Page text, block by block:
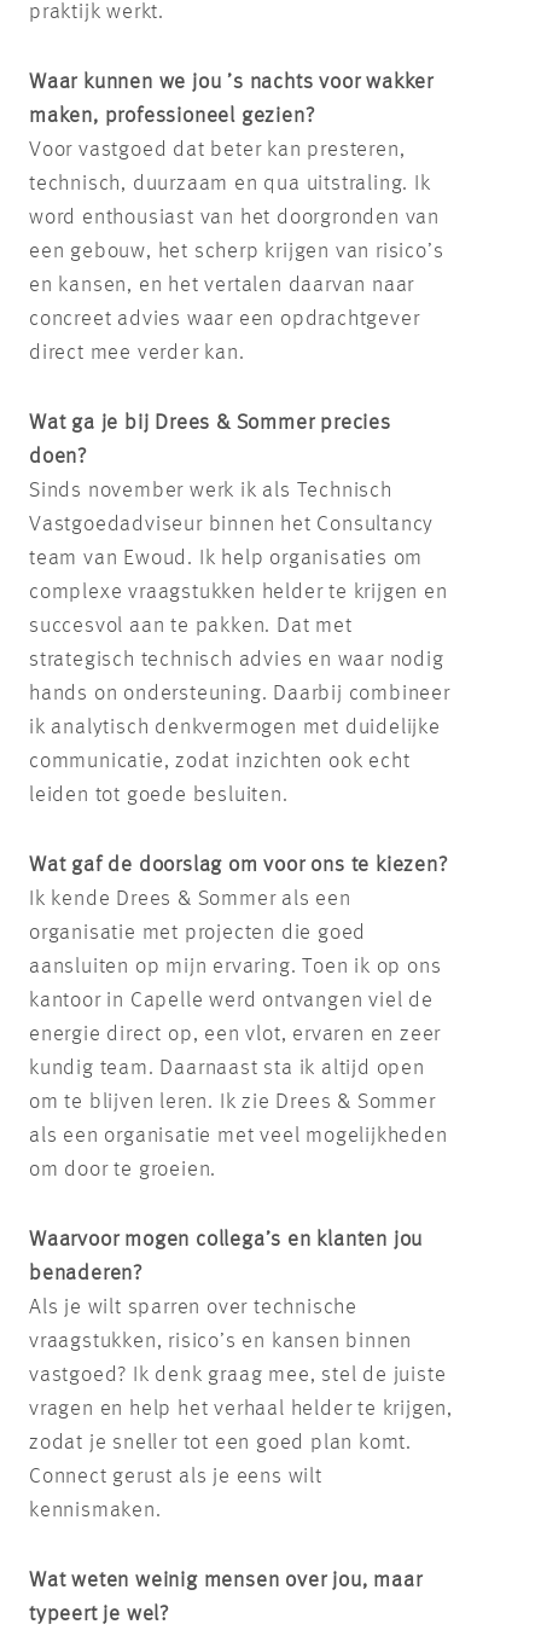
praktijk werkt.
Waar kunnen we jou ’s nachts voor wakker
maken, professioneel gezien?
Voor vastgoed dat beter kan presteren,
technisch, duurzaam en qua uitstraling. Ik
word enthousiast van het doorgronden van
een gebouw, het scherp krijgen van risico’s
en kansen, en het vertalen daarvan naar
concreet advies waar een opdrachtgever
direct mee verder kan.
Wat ga je bij Drees & Sommer precies
doen?
Sinds november werk ik als Technisch
Vastgoedadviseur binnen het Consultancy
team van Ewoud. Ik help organisaties om
complexe vraagstukken helder te krijgen en
succesvol aan te pakken. Dat met
strategisch technisch advies en waar nodig
hands on ondersteuning. Daarbij combineer
ik analytisch denkvermogen met duidelijke
communicatie, zodat inzichten ook echt
leiden tot goede besluiten.
Wat gaf de doorslag om voor ons te kiezen?
Ik kende Drees & Sommer als een
organisatie met projecten die goed
aansluiten op mijn ervaring. Toen ik op ons
kantoor in Capelle werd ontvangen viel de
energie direct op, een vlot, ervaren en zeer
kundig team. Daarnaast sta ik altijd open
om te blijven leren. Ik zie Drees & Sommer
als een organisatie met veel mogelijkheden
om door te groeien.
Waarvoor mogen collega’s en klanten jou
benaderen?
Als je wilt sparren over technische
vraagstukken, risico’s en kansen binnen
vastgoed? Ik denk graag mee, stel de juiste
vragen en help het verhaal helder te krijgen,
zodat je sneller tot een goed plan komt.
Connect gerust als je eens wilt
kennismaken.
Wat weten weinig mensen over jou, maar
typeert je wel?